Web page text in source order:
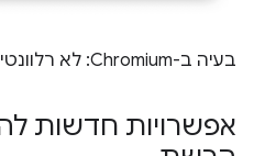
בעיה ב-Chromium: לא רלוונטי
אפשרויות חדשות